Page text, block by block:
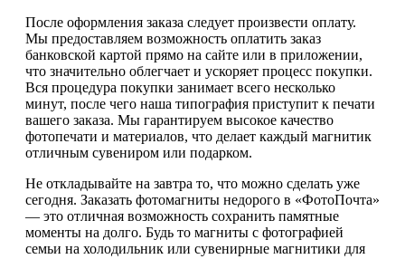
После оформления заказа следует произвести оплату.
Мы предоставляем возможность оплатить заказ
банковской картой прямо на сайте или в приложении,
что значительно облегчает и ускоряет процесс покупки.
Вся процедура покупки занимает всего несколько
минут, после чего наша типография приступит к печати
вашего заказа. Мы гарантируем высокое качество
фотопечати и материалов, что делает каждый магнитик
отличным сувениром или подарком.
Не откладывайте на завтра то, что можно сделать уже
сегодня. Заказать фотомагниты недорого в «ФотоПочта»
— это отличная возможность сохранить памятные
моменты на долго. Будь то магниты с фотографией
семьи на холодильник или сувенирные магнитики для